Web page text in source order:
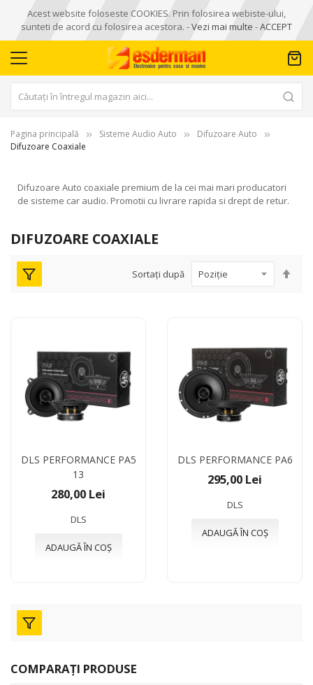
Acest website foloseste COOKIES. Prin folosirea webiste-ului,
sunteti de acord cu folosirea acestora. -Vezi mai multe -ACCEPT
Pagina principală Sisteme Audio Auto
Difuzoare Auto
Difuzoare Coaxiale
Difuzoare Auto coaxiale premium de la cei mai mari producatori
de sisteme car audio. Promotii cu livrare rapida si drept de retur.
DIFUZOARE COAXIALE
Sortați după
DLS PERFORMANCE PA5
13
280,00 Lei
DLS
ADAUGĂ ÎN COȘ
DLS PERFORMANCE PA6
295,00 Lei
DLS
ADAUGĂ ÎN COȘ
COMPARAȚI PRODUSE